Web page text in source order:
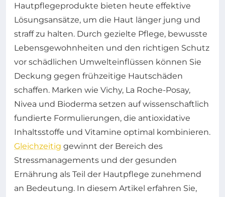
Hautpflegeprodukte bieten heute effektive
Lösungsansätze, um die Haut länger jung und
straff zu halten. Durch gezielte Pflege, bewusste
Lebensgewohnheiten und den richtigen Schutz
vor schädlichen Umwelteinflüssen können Sie
Deckung gegen frühzeitige Hautschäden
schaffen. Marken wie Vichy, La Roche-Posay,
Nivea und Bioderma setzen auf wissenschaftlich
fundierte Formulierungen, die antioxidative
Inhaltsstoffe und Vitamine optimal kombinieren.
Gleichzeitig gewinnt der Bereich des
Stressmanagements und der gesunden
Ernährung als Teil der Hautpflege zunehmend
an Bedeutung. In diesem Artikel erfahren Sie,